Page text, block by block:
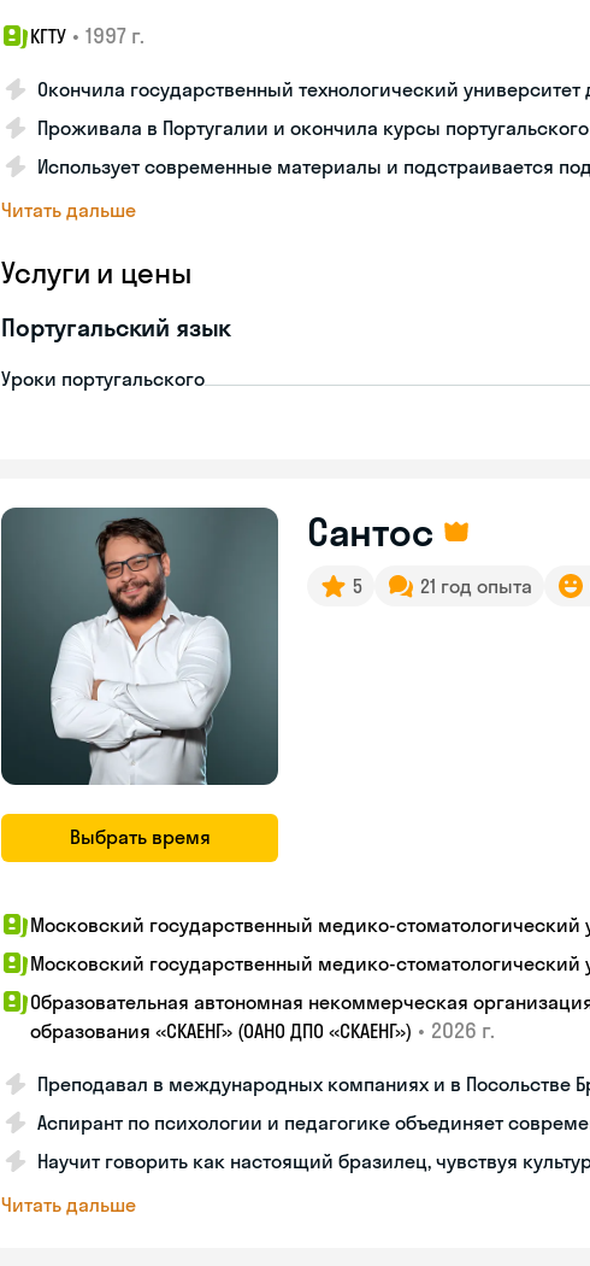
КГТУ • 1997 г.
Окончила государственный технологический
Проживала в Португалии и окончила курсы
Использует современные материалы и подстраивается
Читать дальше
Услуги и цены
Португальский язык
Уроки португальского
Выбрать время
Сантос
5 21 год опыта
Московский государственный медико-стоматологический
Московский государственный медико-стоматологический
Образовательная автономная некоммерческая
образования «СКАЕНГ» (ОАНО ДПО «СКАЕНГ») • 2026 г.
Преподавал в международных компаниях и в Посольстве
Аспирант по психологии и педагогике объединяет
Научит говорить как настоящий бразилец, чувствуя
Читать дальше